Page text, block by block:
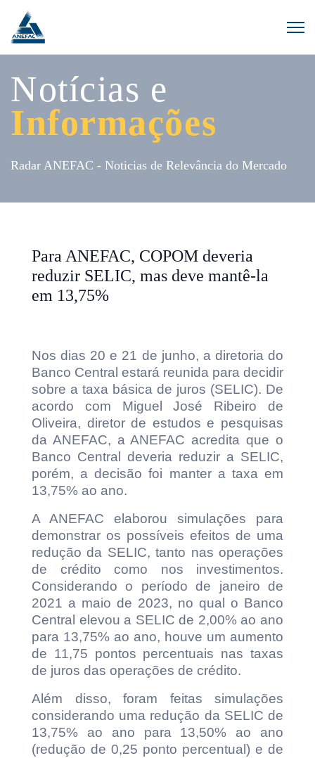
Notícias e
Informações
Radar ANEFAC - Noticias de Relevância do Mercado
Para ANEFAC, COPOM deveria
reduzir SELIC, mas deve mantê-la
em 13,75%
Nos dias 20 e 21 de junho, a diretoria do
Banco Central estará reunida para decidir
sobre a taxa básica de juros (SELIC). De
acordo com Miguel José Ribeiro de
Oliveira, diretor de estudos e pesquisas
da ANEFAC, a ANEFAC acredita que o
Banco Central deveria reduzir a SELIC,
porém, a decisão foi manter a taxa em
13,75% ao ano.
A ANEFAC elaborou simulações para
demonstrar os possíveis efeitos de uma
redução da SELIC, tanto nas operações
de crédito como nos investimentos.
Considerando o período de janeiro de
2021 a maio de 2023, no qual o Banco
Central elevou a SELIC de 2,00% ao ano
para 13,75% ao ano, houve um aumento
de 11,75 pontos percentuais nas taxas
de juros das operações de crédito.
Além disso, foram feitas simulações
considerando uma redução da SELIC de
13,75% ao ano para 13,50% ao ano
(redução de 0,25 ponto percentual) e de